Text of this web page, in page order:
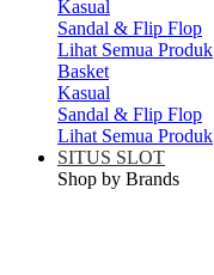
Kasual
Sandal & Flip Flop
Lihat Semua Produk
Basket
Kasual
Sandal & Flip Flop
Lihat Semua Produk
SITUS SLOT
Shop by Brands